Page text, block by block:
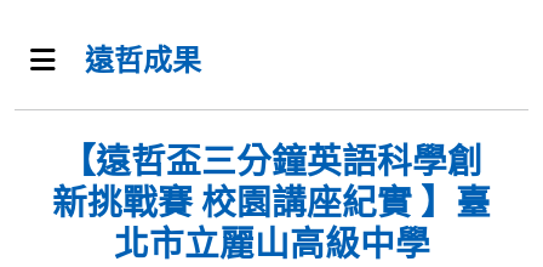
遠哲成果
【遠哲盃三分鐘英語科學創
新挑戰賽 校園講座紀實 】臺
北市立麗山高級中學